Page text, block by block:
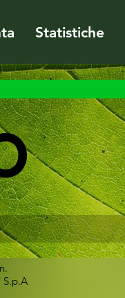
Statistiche
S.p.A